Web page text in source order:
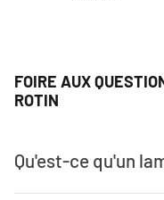
FOIRE AUX
ROTIN
Qu'est-ce qu'un